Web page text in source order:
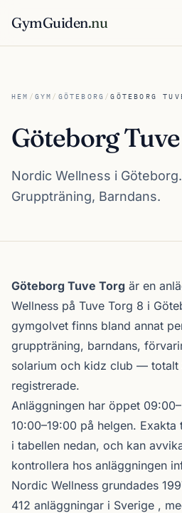
GymGuiden.nu
HEM / GYM / GÖTEBORG /GÖTEBORG
Göteborg
Nordic Wellness i
Gruppträning, Barndans.
Om Göteborg Tuve Torg
Göteborg Tuve Torg är en
Wellness på Tuve Torg 8 i
gymgolvet finns bland annat
gruppträning, barndans,
solarium och kidz club — totalt
registrerade.
Anläggningen har öppet
10:00–19:00 på helgen.
i tabellen nedan, och kan
kontrollera hos anläggningen
Nordic Wellness grundades
412 anläggningar i Sverige ,